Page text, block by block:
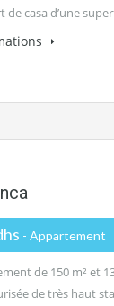
de casa d’une
- Appartement
de 150 m² et
de très haut